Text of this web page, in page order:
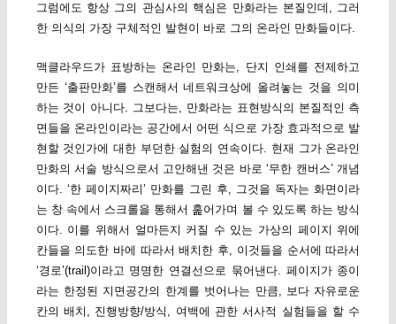
그럼에도 항상 그의 관심사의 핵심은 만화라는 본질인데, 그러
한 의식의 가장 구체적인 발현이 바로 그의 온라인 만화들이다.
맥클라우드가 표방하는 온라인 만화는, 단지 인쇄를 전제하고
만든 ‘출판만화’를 스캔해서 네트워크상에 올려놓는 것을 의미
하는 것이 아니다. 그보다는, 만화라는 표현방식의 본질적인 측
면들을 온라인이라는 공간에서 어떤 식으로 가장 효과적으로 발
현할 것인가에 대한 부던한 실험의 연속이다. 현재 그가 온라인
만화의 서술 방식으로서 고안해낸 것은 바로 ‘무한 캔버스’ 개념
이다. ‘한 페이지짜리’ 만화를 그린 후, 그것을 독자는 화면이라
는 창 속에서 스크롤을 통해서 훑어가며 볼 수 있도록 하는 방식
이다. 이를 위해서 얼마든지 커질 수 있는 가상의 페이지 위에
칸들을 의도한 바에 따라서 배치한 후, 이것들을 순서에 따라서
‘경로’(trail)이라고 명명한 연결선으로 묶어낸다. 페이지가 종이
라는 한정된 지면공간의 한계를 벗어나는 만큼, 보다 자유로운
칸의 배치, 진행방향/방식, 여백에 관한 서사적 실험들을 할 수